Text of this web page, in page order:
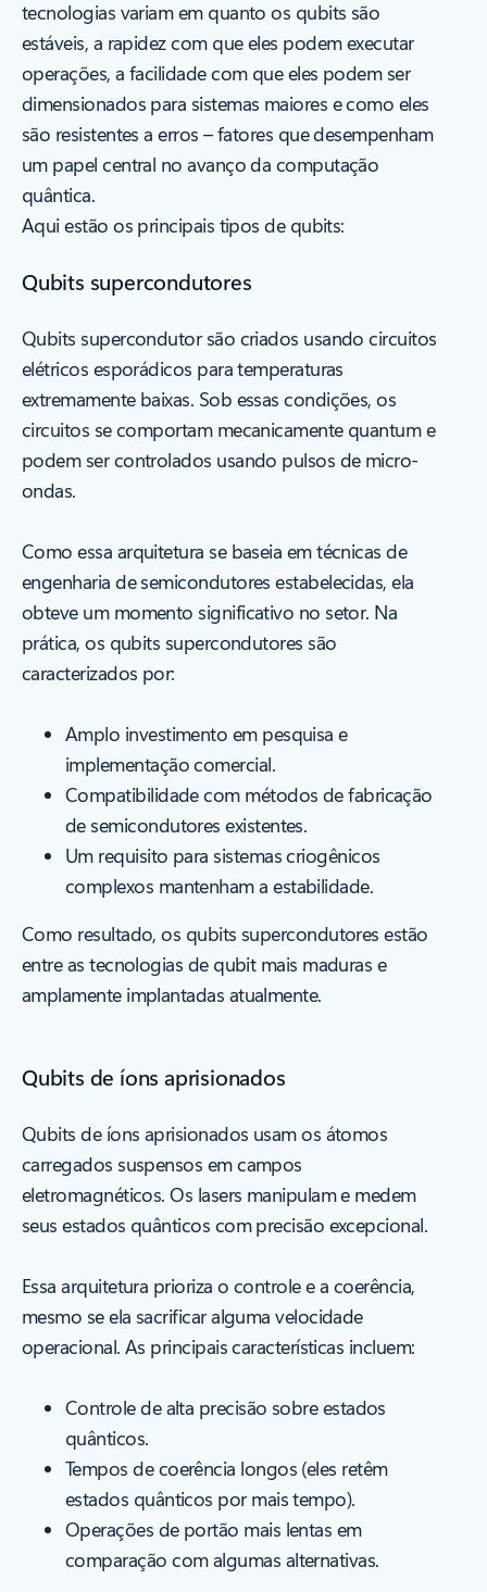
tecnologias variam em quanto os qubits são
estáveis, a rapidez com que eles podem executar
operações, a facilidade com que eles podem ser
dimensionados para sistemas maiores e como eles
são resistentes a erros – fatores que desempenham
um papel central no avanço da computação
quântica.
Aqui estão os principais tipos de qubits:
Qubits supercondutores
Qubits supercondutor são criados usando circuitos
elétricos esporádicos para temperaturas
extremamente baixas. Sob essas condições, os
circuitos se comportam mecanicamente quantum e
podem ser controlados usando pulsos de micro-
ondas.
Como essa arquitetura se baseia em técnicas de
engenharia de semicondutores estabelecidas, ela
obteve um momento significativo no setor. Na
prática, os qubits supercondutores são
caracterizados por:
Amplo investimento em pesquisa e
implementação comercial.
Compatibilidade com métodos de fabricação
de semicondutores existentes.
Um requisito para sistemas criogênicos
complexos mantenham a estabilidade.
Como resultado, os qubits supercondutores estão
entre as tecnologias de qubit mais maduras e
amplamente implantadas atualmente.
Qubits de íons aprisionados
Qubits de íons aprisionados usam os átomos
carregados suspensos em campos
eletromagnéticos. Os lasers manipulam e medem
seus estados quânticos com precisão excepcional.
Essa arquitetura prioriza o controle e a coerência,
mesmo se ela sacrificar alguma velocidade
operacional. As principais características incluem:
Controle de alta precisão sobre estados
quânticos.
Tempos de coerência longos (eles retêm
estados quânticos por mais tempo).
Operações de portão mais lentas em
comparação com algumas alternativas.